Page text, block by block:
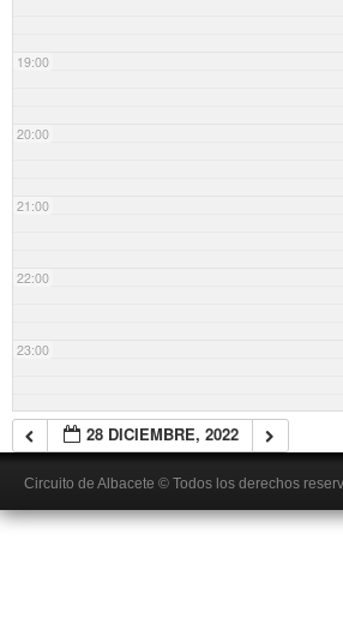
19:00
20:00
21:00
22:00
23:00
28 DICIEMBRE, 2022
Circuito de Albacete © Todos los derechos